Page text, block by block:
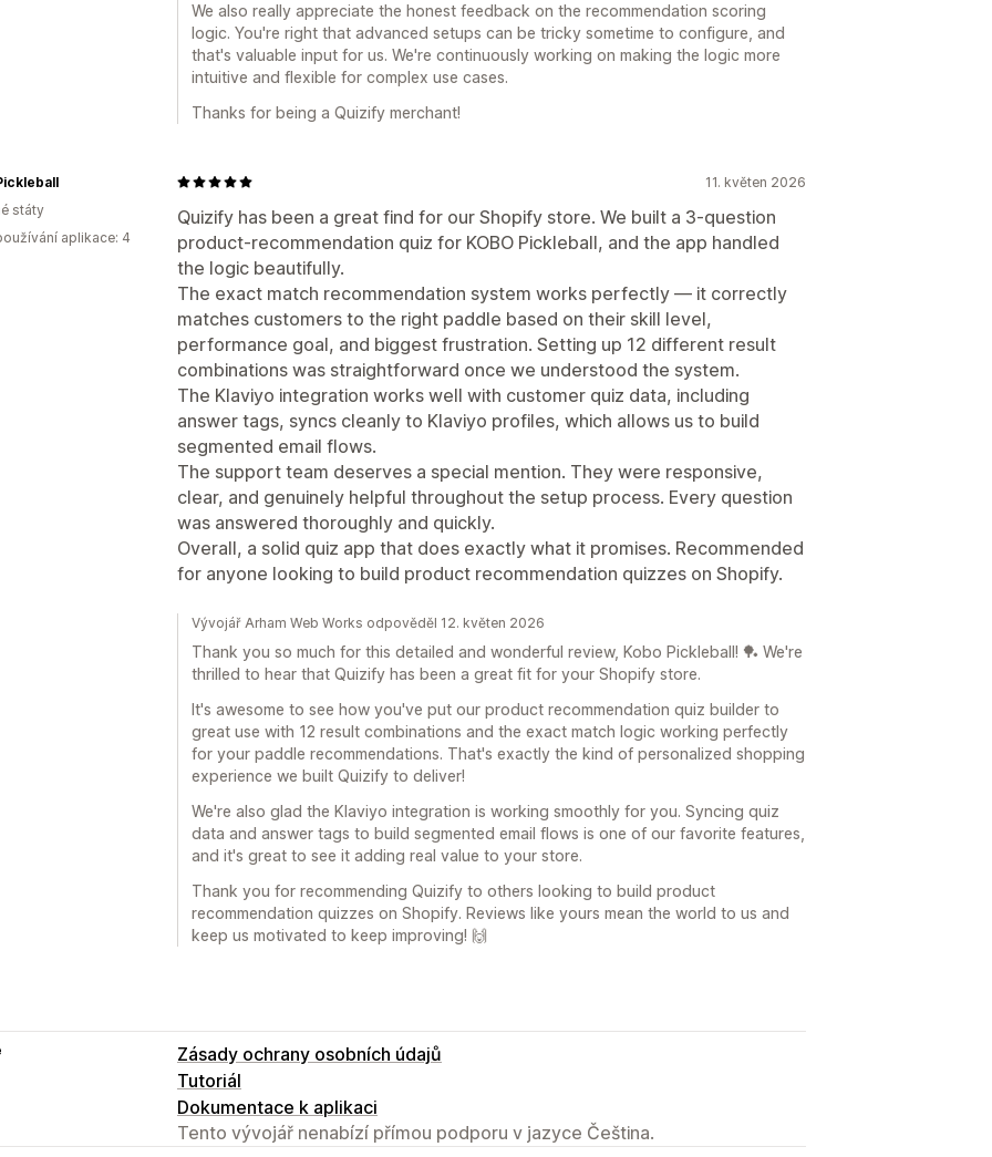
We also really appreciate the honest feedback on the recommendation scoring
logic. You're right that advanced setups can be tricky sometime to configure, and
that's valuable input for us. We're continuously working on making the logic more
intuitive and flexible for complex use cases.
Thanks for being a Quizify merchant!
11. květen 2026
Quizify has been a great find for our Shopify store. We built a 3-question
product-recommendation quiz for KOBO Pickleball, and the app handled
the logic beautifully.
The exact match recommendation system works perfectly — it correctly
matches customers to the right paddle based on their skill level,
performance goal, and biggest frustration. Setting up 12 different result
combinations was straightforward once we understood the system.
The Klaviyo integration works well with customer quiz data, including
answer tags, syncs cleanly to Klaviyo profiles, which allows us to build
segmented email flows.
The support team deserves a special mention. They were responsive,
clear, and genuinely helpful throughout the setup process. Every question
was answered thoroughly and quickly.
Overall, a solid quiz app that does exactly what it promises. Recommended
for anyone looking to build product recommendation quizzes on Shopify.
státy
aplikace: 4
Vývojář Arham Web Works odpověděl 12. květen 2026
Thank you so much for this detailed and wonderful review, Kobo Pickleball! 🏓 We're
thrilled to hear that Quizify has been a great fit for your Shopify store.
It's awesome to see how you've put our product recommendation quiz builder to
great use with 12 result combinations and the exact match logic working perfectly
for your paddle recommendations. That's exactly the kind of personalized shopping
experience we built Quizify to deliver!
We're also glad the Klaviyo integration is working smoothly for you. Syncing quiz
data and answer tags to build segmented email flows is one of our favorite features,
and it's great to see it adding real value to your store.
Thank you for recommending Quizify to others looking to build product
recommendation quizzes on Shopify. Reviews like yours mean the world to us and
keep us motivated to keep improving! 🙌
Zásady ochrany osobních údajů
Tutoriál
Dokumentace k aplikaci
Tento vývojář nenabízí přímou podporu v jazyce Čeština.